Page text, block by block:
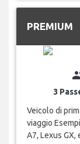
PREMIUM
3
Veicolo di
viaggio
A7, Lexus GX,